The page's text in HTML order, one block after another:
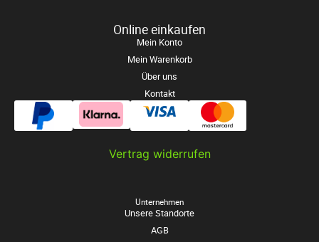
Online einkaufen
Mein Konto
Mein Warenkorb
Über uns
Kontakt
Vertrag widerrufen
Unternehmen
Unsere Standorte
AGB